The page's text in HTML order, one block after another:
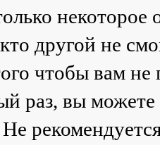
некоторое
другой не
чтобы вам не
раз, вы